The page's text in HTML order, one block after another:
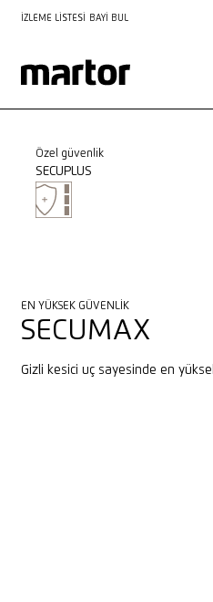
İZLEME LISTESI BAYI BUL
Özel güvenlik
SECUPLUS
EN YÜKSEK GÜVENLIK
SECUMAX
Gizli kesici uç sayesinde en